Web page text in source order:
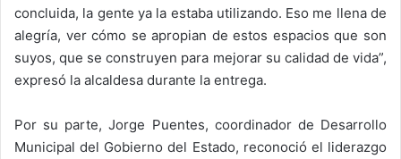
concluida, la gente ya la estaba utilizando. Eso me llena de
alegría, ver cómo se apropian de estos espacios que son
suyos, que se construyen para mejorar su calidad de vida”,
expresó la alcaldesa durante la entrega.
Por su parte, Jorge Puentes, coordinador de Desarrollo
Municipal del Gobierno del Estado, reconoció el liderazgo